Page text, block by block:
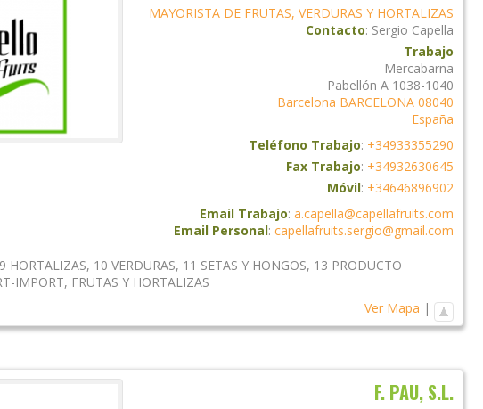
MAYORISTA DE FRUTAS, VERDURAS Y HORTALIZAS
Contacto: Sergio Capella
Trabajo
Mercabarna
Pabellón A 1038-1040
Barcelona BARCELONA 08040
España
Teléfono Trabajo: +34933355290
Fax Trabajo: +34932630645
Móvil: +34646896902
Email Trabajo: a.capella@capellafruits.com
Email Personal: capellafruits.sergio@gmail.com
HORTALIZAS, 10 VERDURAS, 11 SETAS Y HONGOS, 13 PRODUCTO
IMPORT, FRUTAS Y HORTALIZAS
Ver Mapa |
F. PAU, S.L.